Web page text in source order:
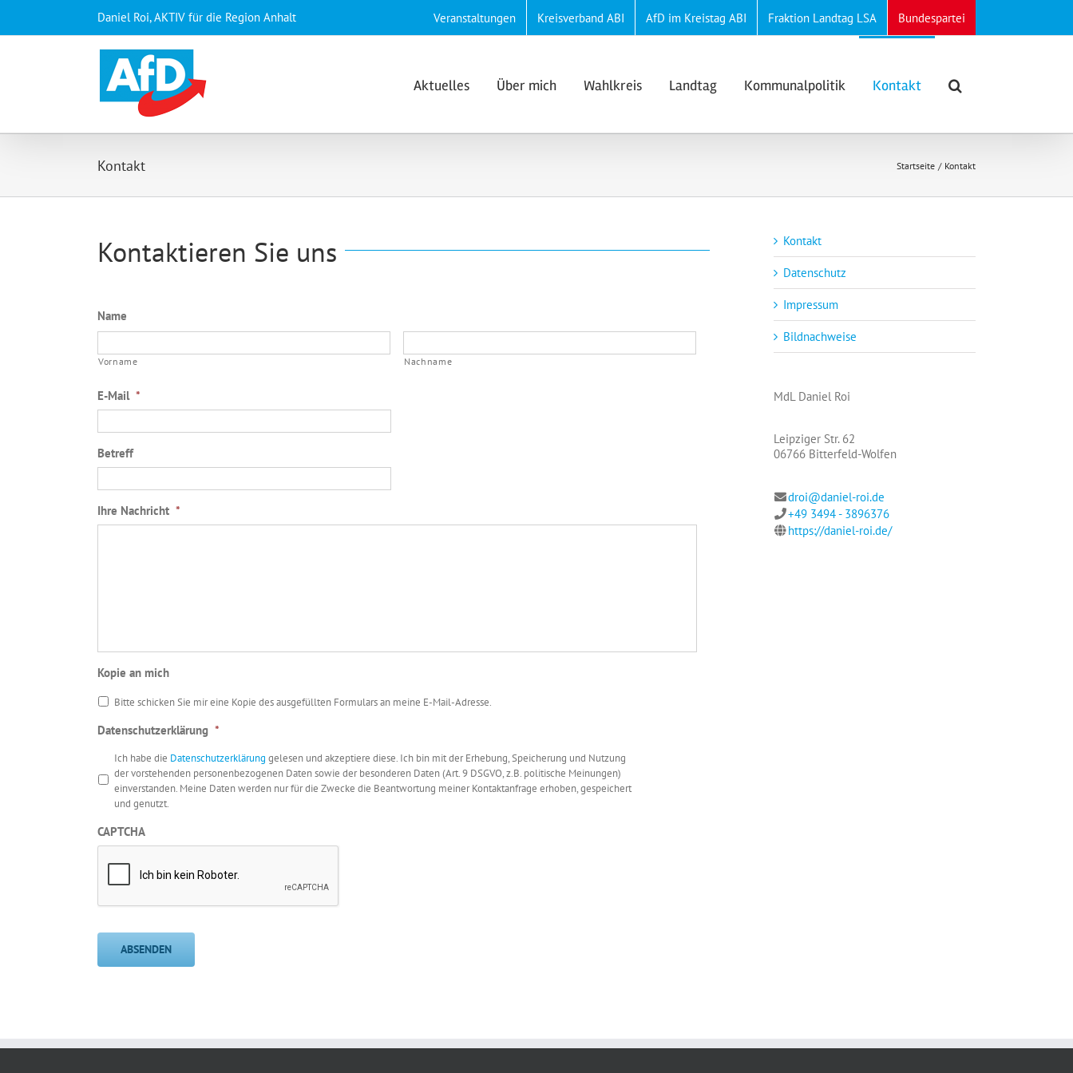
springen
Daniel Roi, AKTIV für die Region Anhalt Veranstaltungen Kreisverband ABI AfD im Kreistag ABI Fraktion Landtag LSA Bundespartei
Aktuelles Über mich Wahlkreis Landtag Kommunalpolitik Kontakt
Kontakt Startseite Kontakt
Kontaktieren Sie uns
Name
Vorname Nachname
E-Mail *
Betreff
Ihre Nachricht *
Kopie an mich
Bitte schicken Sie mir eine Kopie des ausgefüllten Formulars an meine E-Mail-Adresse.
Datenschutzerklärung *
Ich habe die Datenschutzerklärung gelesen und akzeptiere diese. Ich bin mit der Erhebung, Speicherung und Nutzung
der vorstehenden personenbezogenen Daten sowie der besonderen Daten (Art. 9 DSGVO, z.B. politische Meinungen)
einverstanden. Meine Daten werden nur für die Zwecke die Beantwortung meiner Kontaktanfrage erhoben, gespeichert
und genutzt.
CAPTCHA
ABSENDEN
Kontakt
Datenschutz
Impressum
Bildnachweise
MdL Daniel Roi
Leipziger Str. 62
06766 Bitterfeld-Wolfen
droi@daniel-roi.de
+49 3494 - 3896376
https://daniel-roi.de/